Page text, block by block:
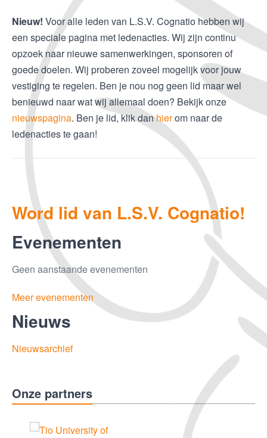
Nieuw! Voor alle leden van L.S.V. Cognatio hebben wij
een speciale pagina met ledenacties. Wij zijn continu
opzoek naar nieuwe samenwerkingen, sponsoren of
goede doelen. Wij proberen zoveel mogelijk voor jouw
vestiging te regelen. Ben je nou nog geen lid maar wel
benieuwd naar wat wij allemaal doen? Bekijk onze
nieuwspagina. Ben je lid, klik danhierom naar de
ledenacties te gaan!
Word lid van L.S.V. Cognatio!
Evenementen
Geen aanstaande evenementen
Meer evenementen
Nieuws
Nieuwsarchief
Onze partners